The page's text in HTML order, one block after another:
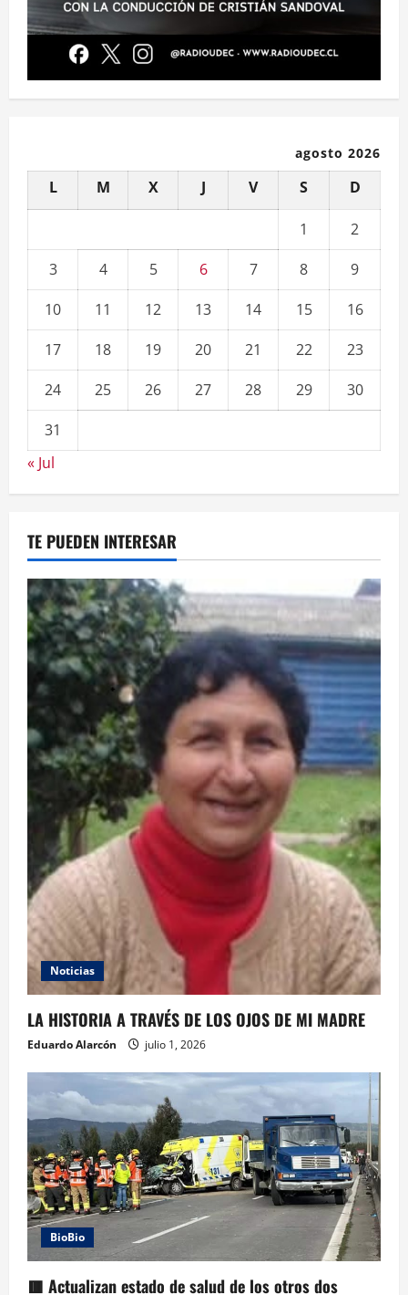
agosto 2026
L M X J V S D
1
2
3
4 5 6 7 8
9
10
11 12 13 14 15
16
17
18 19 20 21 22
23
24
25 26 27 28 29
30
31
« Jul
TE PUEDEN INTERESAR
Noticias
LA HISTORIA A TRAVÉS DE LOS OJOS DE MI MADRE
Eduardo Alarcón julio 1, 2026
BioBio
🟥 Actualizan estado de salud de los otros dos